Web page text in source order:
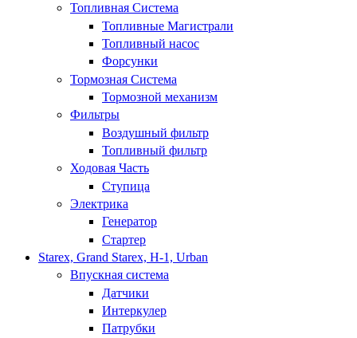
Топливная Система
Топливные Магистрали
Топливный насос
Форсунки
Тормозная Система
Тормозной механизм
Фильтры
Воздушный фильтр
Топливный фильтр
Ходовая Часть
Ступица
Электрика
Генератор
Стартер
Starex, Grand Starex, H-1, Urban
Впускная система
Датчики
Интеркулер
Патрубки